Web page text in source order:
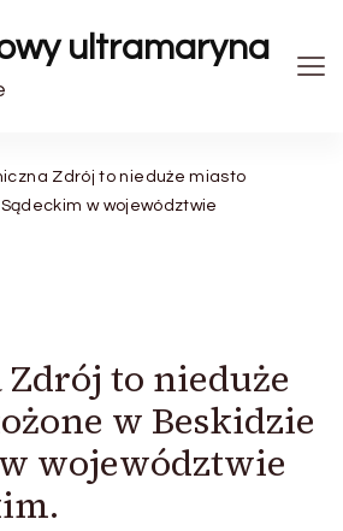
ultramaryna
Zdrój to nieduże miasto
w województwie
to nieduże
w Beskidzie
województwie